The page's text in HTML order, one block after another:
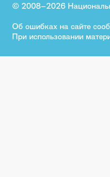
© 2008–2026
Об ошибках на сайте
При использовании